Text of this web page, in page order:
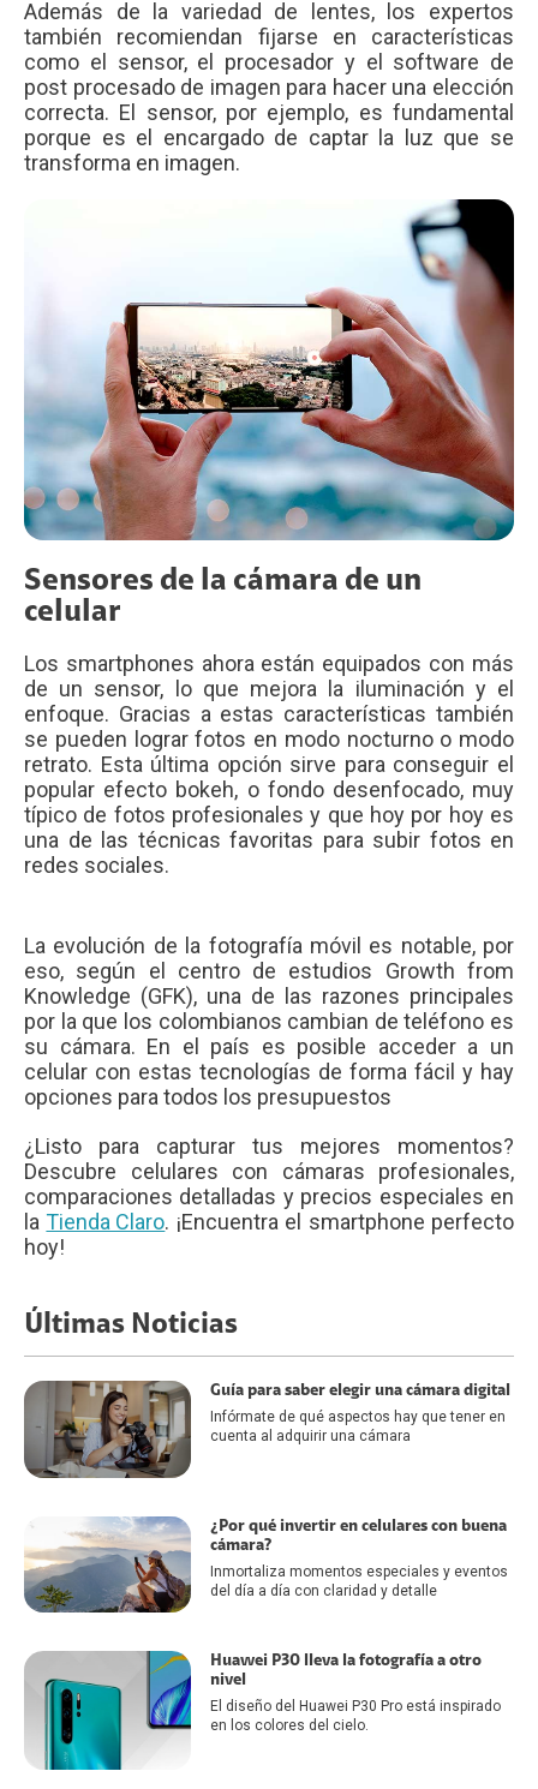
Además de la variedad de lentes, los expertos
también recomiendan fijarse en características
como el sensor, el procesador y el software de
post procesado de imagen para hacer una elección
correcta. El sensor, por ejemplo, es fundamental
porque es el encargado de captar la luz que se
transforma en imagen.
Sensores de la cámara de un
celular
Los smartphones ahora están equipados con más
de un sensor, lo que mejora la iluminación y el
enfoque. Gracias a estas características también
se pueden lograr fotos en modo nocturno o modo
retrato. Esta última opción sirve para conseguir el
popular efecto bokeh, o fondo desenfocado, muy
típico de fotos profesionales y que hoy por hoy es
una de las técnicas favoritas para subir fotos en
redes sociales.
La evolución de la fotografía móvil es notable, por
eso, según el centro de estudios Growth from
Knowledge (GFK), una de las razones principales
por la que los colombianos cambian de teléfono es
su cámara. En el país es posible acceder a un
celular con estas tecnologías de forma fácil y hay
opciones para todos los presupuestos
¿Listo para capturar tus mejores momentos?
Descubre celulares con cámaras profesionales,
comparaciones detalladas y precios especiales en
laTienda Claro. ¡Encuentra el smartphone perfecto
hoy!
Últimas Noticias
Guía para saber elegir una cámara digital
Infórmate de qué aspectos hay que tener en
cuenta al adquirir una cámara
¿Por qué invertir en celulares con buena
cámara?
Inmortaliza momentos especiales y eventos
del día a día con claridad y detalle
Huawei P30 lleva la fotografía a otro
nivel
El diseño del Huawei P30 Pro está inspirado
en los colores del cielo.